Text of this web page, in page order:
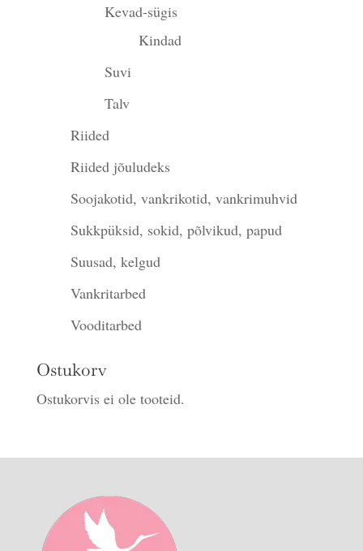
Kevad-sügis
Kindad
Suvi
Talv
Riided
Riided jõuludeks
Soojakotid, vankrikotid, vankrimuhvid
Sukkpüksid, sokid, põlvikud, papud
Suusad, kelgud
Vankritarbed
Vooditarbed
Ostukorv
Ostukorvis ei ole tooteid.